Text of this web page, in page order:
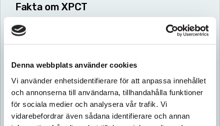
Denna webbplats använder cookies
Vi använder enhetsidentifierare för att anpassa innehållet
och annonserna till användarna, tillhandahålla funktioner
för sociala medier och analysera vår trafik. Vi
vidarebefordrar även sådana identifierare och annan
Fakta om XPCT
AB i deras moderna fabrik i Hökerum. Företaget har
producerat snusdosor sedan 2013 med visionen att
snus till ett bra pris.
Produktion sker i enlighet med svensk
livsmedelsklassificering. På fabriken utförs noggranna
kontroller av utveckling, produktion och ingredienser